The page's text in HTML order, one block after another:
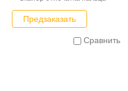
Предзаказать
Сравнить